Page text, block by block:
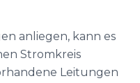
anliegen, kann es
Stromkreis
Leitungen